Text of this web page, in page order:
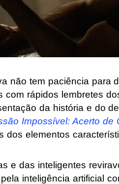
não tem paciência para
com rápidos lembretes
da história e do
Impossível: Acerto de
dos elementos
e das inteligentes
inteligência artificial